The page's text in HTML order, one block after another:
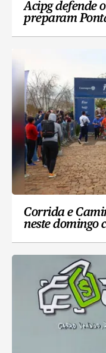
Acipg defende
preparam
Corrida e
neste domingo